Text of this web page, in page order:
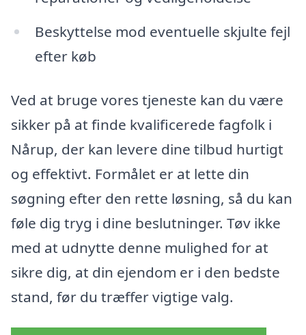
Beskyttelse mod eventuelle skjulte fejl
efter køb
Ved at bruge vores tjeneste kan du være
sikker på at finde kvalificerede fagfolk i
Nårup, der kan levere dine tilbud hurtigt
og effektivt. Formålet er at lette din
søgning efter den rette løsning, så du kan
føle dig tryg i dine beslutninger. Tøv ikke
med at udnytte denne mulighed for at
sikre dig, at din ejendom er i den bedste
stand, før du træffer vigtige valg.